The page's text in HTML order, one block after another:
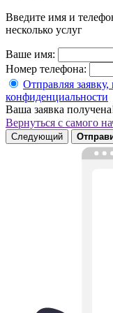
Введите имя и
несколько услуг
Ваше имя:
Номер телефона:
Отправляя
конфиденциальности
Ваша заявка
Вернуться с самого
Следующий